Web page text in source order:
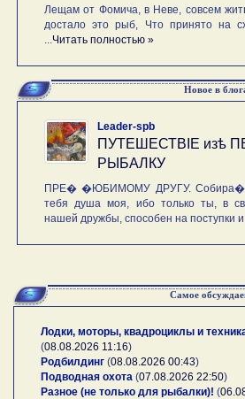
Лещам от Фомича, в Неве, совсем
достало это рыб, Что принято на
Читать полностью »
Новое в
Leader-spb
ПУТЕШЕСТВIE изѣ
РЫБАЛКУ
ПРЕ� �ЮБИМОМУ ДРУГУ. Собира�
тебя душа моя, ибо только ты, в
нашей дружбы, способен на поступки и
Самое
Лодки, моторы, квадроциклы и
(08.08.2026 11:16)
Родбилдинг (08.08.2026 00:43)
Подводная охота (07.08.2026 22:50)
Разное (не только для рыбалки)! (